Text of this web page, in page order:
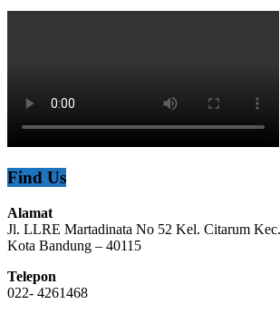
Find Us
Alamat
Jl. LLRE Martadinata No 52 Kel. Citarum
Kota Bandung – 40115
Telepon
022- 4261468